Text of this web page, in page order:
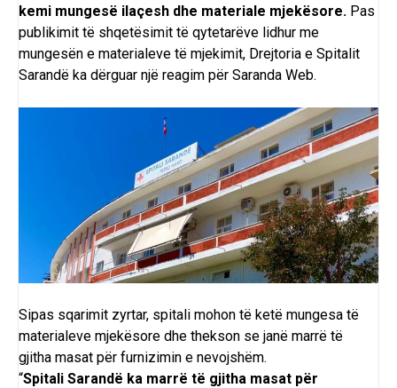
kemi mungesë ilaçesh dhe materiale mjekësore. Pas
publikimit të shqetësimit të qytetarëve lidhur me
mungesën e materialeve të mjekimit, Drejtoria e Spitalit
Sarandë ka dërguar një reagim për Saranda Web.
Sipas sqarimit zyrtar, spitali mohon të ketë mungesa të
materialeve mjekësore dhe thekson se janë marrë të
gjitha masat për furnizimin e nevojshëm.
“Spitali Sarandë ka marrë të gjitha masat për